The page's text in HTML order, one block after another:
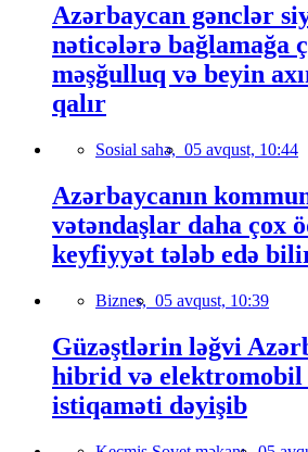
Azərbaycan gənclər
nəticələrə bağlamağa
məşğulluq və beyin
qalır
Sosial sahə, 05 avqust, 10:44
Azərbaycanın
vətəndaşlar daha çox
keyfiyyət tələb edə
Biznes, 05 avqust, 10:39
Güzəştlərin ləğvi
hibrid və elektromobil
istiqaməti dəyişib